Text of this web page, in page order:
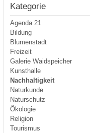
Kategorie
Agenda 21
Bildung
Blumenstadt
Freizeit
Galerie Waidspeicher
Kunsthalle
Nachhaltigkeit
Naturkunde
Naturschutz
Ökologie
Religion
Tourismus